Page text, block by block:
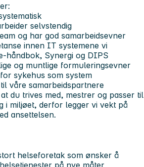
selvstendig
og har god samarbeidsevner
innen IT systemene vi
håndbok, Synergi og DIPS
og muntlige formuleringsevner
sykehus som system
våre samarbeidspartnere
du trives med, mestrer og passer til
i miljøet, derfor legger vi vekt på
ansettelsen.
helseforetak som ønsker å